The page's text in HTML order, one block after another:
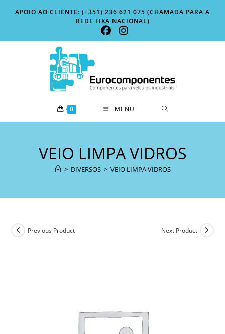
APOIO AO CLIENTE: (+351) 236 621 075 (CHAMADA PARA A
REDE FIXA NACIONAL)
0 MENU
VEIO LIMPA VIDROS
> DIVERSOS > VEIO LIMPA VIDROS
Previous Product Next Product